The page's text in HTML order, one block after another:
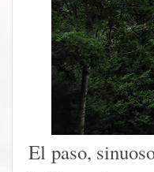
El paso,